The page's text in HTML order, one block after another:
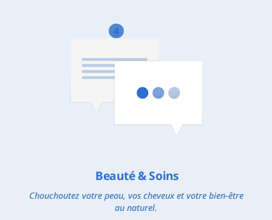
4
Beauté & Soins
Chouchoutez votre peau, vos cheveux et votre bien-être
au naturel.